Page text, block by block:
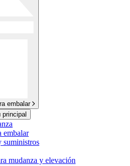
embalar
principal
embalar
suministros
mudanza y elevación